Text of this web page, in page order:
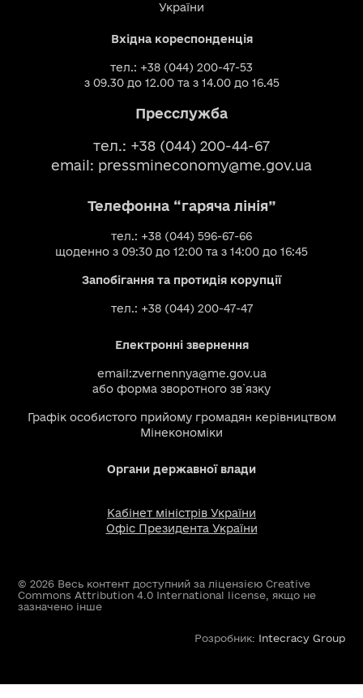
України
Вхідна кореспонденція
тел.: +38 (044) 200-47-53
з 09.30 до 12.00 та з 14.00 до 16.45
Пресслужба
тел.: +38 (044) 200-44-67
email: pressmineconomy@me.gov.ua
Телефонна “гаряча лінія”
тел.: +38 (044) 596-67-66
щоденно з 09:30 до 12:00 та з 14:00 до 16:45
Запобігання та протидія корупції
тел.: +38 (044) 200-47-47
Електронні звернення
email:zvernennya@me.gov.ua
або форма зворотного зв`язку
Графік особистого прийому громадян керівництвом
Мінекономіки
Органи державної влади
Кабінет міністрів України
Офіс Президента України
© 2026 Весь контент доступний за ліцензією Creative
Commons Attribution 4.0 International license, якщо не
зазначено інше
Розробник: Intecracy Group